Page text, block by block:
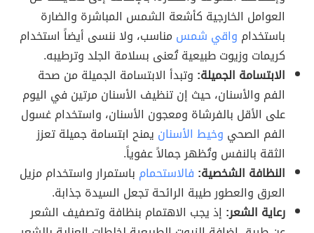
العوامل الخارجية كأشعة الشمس المباشرة والضارة
باستخدام واقي شمس مناسب، ولا ننسى أيضاً استخدام
كريمات وزيوت طبيعية تُعنى بسلامة الجلد وترطيبه.
الابتسامة الجميلة: وتبدأ الابتسامة الجميلة من صحة
الفم والأسنان، حيث إن تنظيف الأسنان مرتين في اليوم
على الأقل بالفرشاة ومعجون الأسنان، واستخدام غسول
الفم الصحي وخيط الأسنان يمنح ابتسامة جميلة تعزز
الثقة بالنفس وتُظهر جمالاً عفوياً.
النظافة الشخصية: فالاستحمام باستمرار واستخدام مزيل
العرق والعطور طيبة الرائحة تجعل السيدة جذابة.
رعاية الشعر: إذ يجب الاهتمام بنظافة وتصفيف الشعر